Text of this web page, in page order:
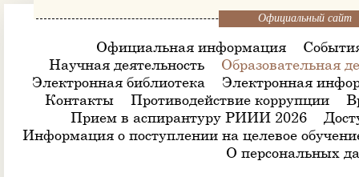
Официальный сайт
Официальная информация
Научная деятельность
Образовательная
Электронная библиотека
Электронная
Контакты
Противодействие коррупции
Прием в аспирантуру РИИИ 2026
Информация о поступлении на целевое
О персональных